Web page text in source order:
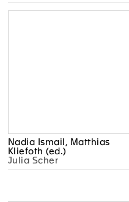
Nadia Ismail, Matthias
Kliefoth (ed.)
Julia Scher